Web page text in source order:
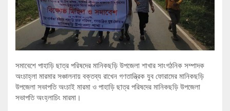
সমাবেশে পাহাড়ি ছাত্র পরিষদের মানিকছড়ি ‍উপজেলা শাখার সাংগঠনিক সম্পাদক
অংচাহ্লা মারমার সঞ্চালনায় বক্তব্য রাখেন গণতান্ত্রিক যুব ফোরামের মানিকছড়ি
উপজেলা সভাপতি অংচাই মারমা ও পাহাড়ি ছাত্র পরিষদের মানিকছড়ি উপজেলা
সভাপতি অংহ্লাচিং মারমা।